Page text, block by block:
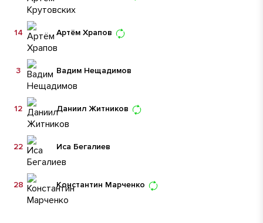
Артём Храпов
14
Вадим Нещадимов
3
Даниил Житников
12
Иса Бегалиев
22
Константин Марченко
28